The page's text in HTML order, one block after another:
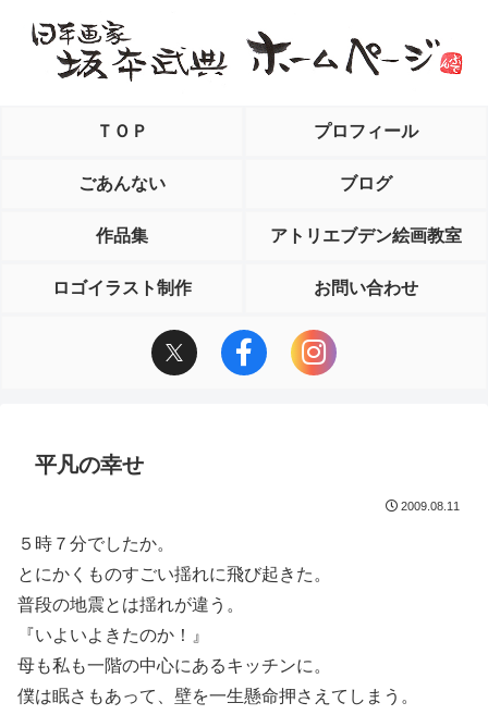
ＴＯＰ プロフィール
ごあんない ブログ
作品集 アトリエブデン絵画教室
ロゴイラスト制作 お問い合わせ
平凡の幸せ
2009.08.11
５時７分でしたか。
とにかくものすごい揺れに飛び起きた。
普段の地震とは揺れが違う。
『いよいよきたのか！』
母も私も一階の中心にあるキッチンに。
僕は眠さもあって、壁を一生懸命押さえてしまう。